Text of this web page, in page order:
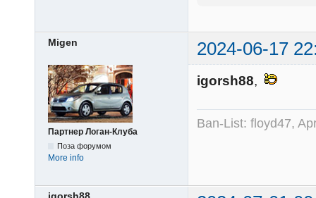
Migen 2024-06-17
Партнер Логан-Клуба
Поза форумом
More info
igorsh88,
Ban-List: floyd47,